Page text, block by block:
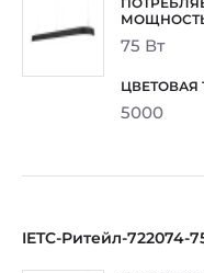
75 Вт
5000
IETC-Ритейл-722074-